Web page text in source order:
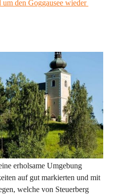
um den Goggausee wieder
erholsame Umgebung
auf gut markierten und mit
welche von Steuerberg